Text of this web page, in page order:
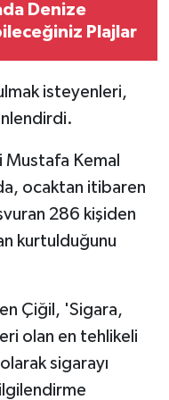
Denize
Plajlar
isteyenleri,
Mustafa Kemal
ocaktan itibaren
286 kişiden
kurtulduğunu
Çiğil, 'Sigara,
olan en tehlikeli
sigarayı